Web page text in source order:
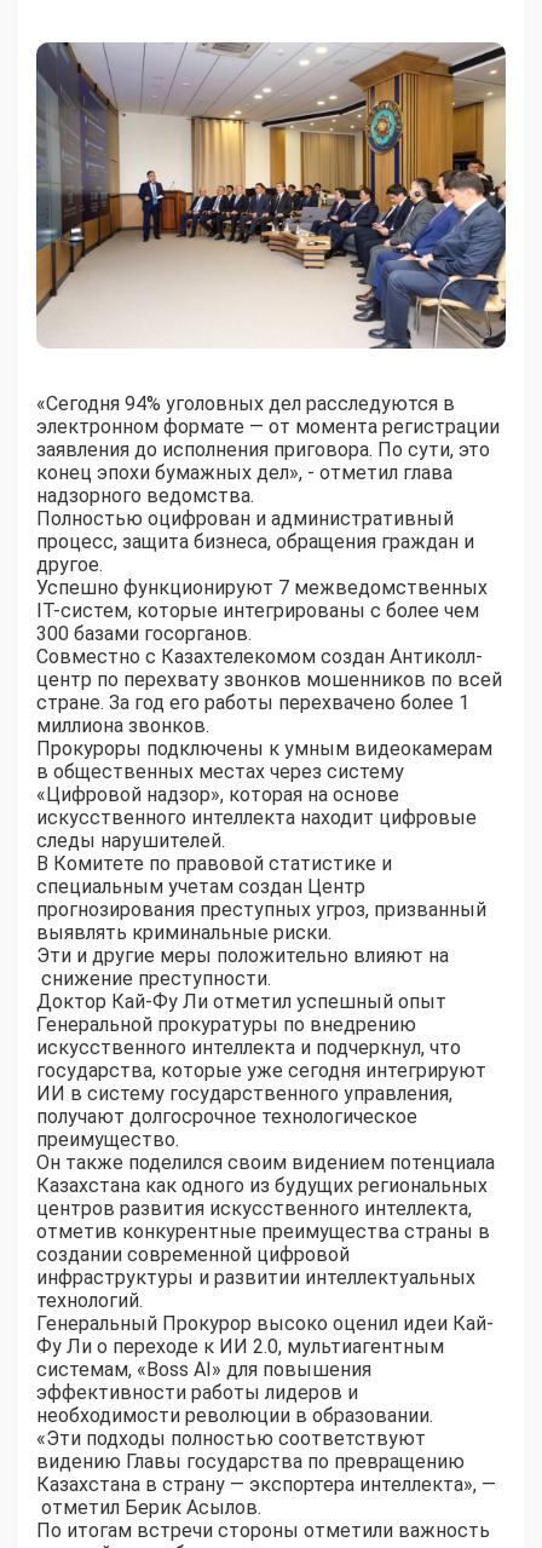
«Сегодня 94% уголовных дел расследуются в
электронном формате — от момента регистрации
заявления до исполнения приговора. По сути, это
конец эпохи бумажных дел», - отметил глава
надзорного ведомства.
Полностью оцифрован и административный
процесс, защита бизнеса, обращения граждан и
другое.
Успешно функционируют 7 межведомственных
IT-систем, которые интегрированы с более чем
300 базами госорганов.
Совместно с Казахтелекомом создан Антиколл-
центр по перехвату звонков мошенников по всей
стране. За год его работы перехвачено более 1
миллиона звонков.
Прокуроры подключены к умным видеокамерам
в общественных местах через систему
«Цифровой надзор», которая на основе
искусственного интеллекта находит цифровые
следы нарушителей.
В Комитете по правовой статистике и
специальным учетам создан Центр
прогнозирования преступных угроз, призванный
выявлять криминальные риски.
Эти и другие меры положительно влияют на
снижение преступности.
Доктор Кай-Фу Ли отметил успешный опыт
Генеральной прокуратуры по внедрению
искусственного интеллекта и подчеркнул, что
государства, которые уже сегодня интегрируют
ИИ в систему государственного управления,
получают долгосрочное технологическое
преимущество.
Он также поделился своим видением потенциала
Казахстана как одного из будущих региональных
центров развития искусственного интеллекта,
отметив конкурентные преимущества страны в
создании современной цифровой
инфраструктуры и развитии интеллектуальных
технологий.
Генеральный Прокурор высоко оценил идеи Кай-
Фу Ли о переходе к ИИ 2.0, мультиагентным
системам, «Boss AI» для повышения
эффективности работы лидеров и
необходимости революции в образовании.
«Эти подходы полностью соответствуют
видению Главы государства по превращению
Казахстана в страну — экспортера интеллекта», —
отметил Берик Асылов.
По итогам встречи стороны отметили важность